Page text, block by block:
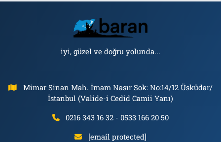
iyi, güzel ve doğru yolunda...
Mimar Sinan Mah. İmam Nasır Sok: No:14/12 Üsküdar/
İstanbul (Valide-i Cedid Camii Yanı)
0216 343 16 32 - 0533 166 20 50
[email protected]